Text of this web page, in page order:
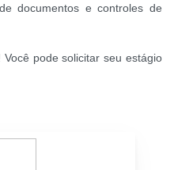
documentos e controles de
Você pode solicitar seu estágio